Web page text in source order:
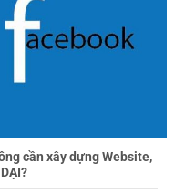
cần xây dựng Website,